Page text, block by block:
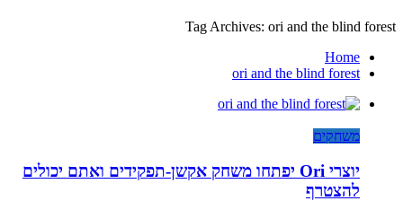
Tag Archives: ori and the blind forest
Home
ori and the blind forest
משחקים
יוצרי Ori יפתחו משחק אקשן-תפקידים ואתם יכולים
להצטרף